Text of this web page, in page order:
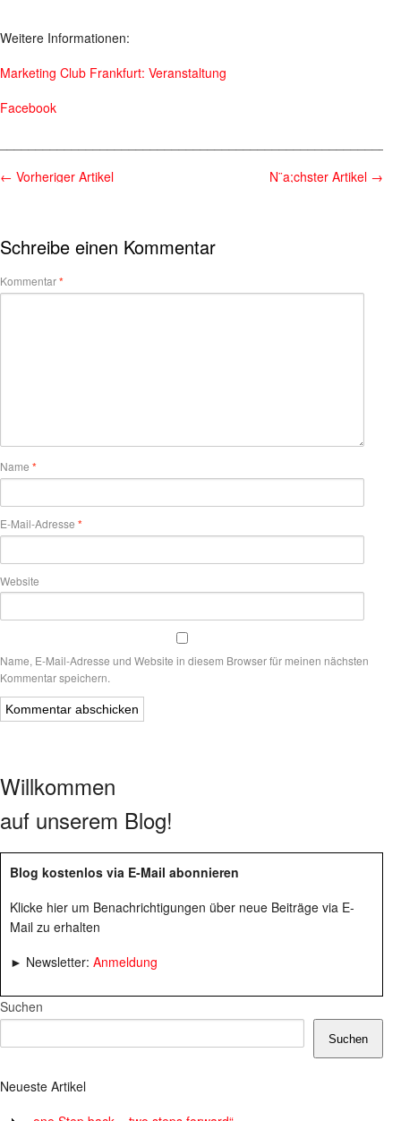
Weitere Informationen:
Marketing Club Frankfurt: Veranstaltung
Facebook
← Vorheriger Artikel N¨a;chster Artikel →
Schreibe einen Kommentar
Kommentar*
Name *
E-Mail-Adresse *
Website
Name, E-Mail-Adresse und Website in diesem Browser für meinen nächsten
Kommentar speichern.
Willkommen
auf unserem Blog!
Blog kostenlos via E-Mail abonnieren
Klicke hier um Benachrichtigungen über neue Beiträge via E-
Mail zu erhalten
► Newsletter: Anmeldung
Suchen
Suchen
Neueste Artikel